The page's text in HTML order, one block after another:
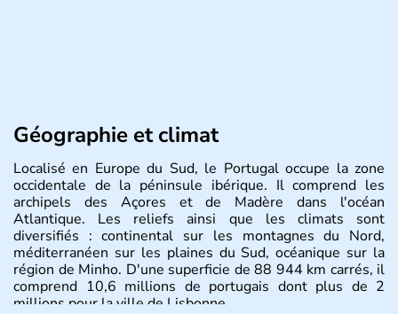
Géographie et climat
Localisé en Europe du Sud, le Portugal occupe la zone
occidentale de la péninsule ibérique. Il comprend les
archipels des Açores et de Madère dans l'océan
Atlantique. Les reliefs ainsi que les climats sont
diversifiés : continental sur les montagnes du Nord,
méditerranéen sur les plaines du Sud, océanique sur la
région de Minho. D'une superficie de 88 944 km carrés, il
comprend 10,6 millions de portugais dont plus de 2
millions pour la ville de Lisbonne.